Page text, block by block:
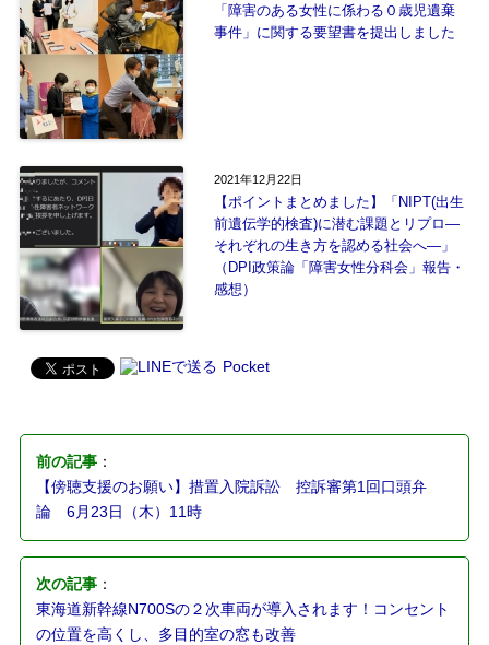
「障害のある女性に係わる０歳児遺棄
事件」に関する要望書を提出しました
2021年12月22日
【ポイントまとめました】「NIPT(出生
前遺伝学的検査)に潜む課題とリプロ―
それぞれの生き方を認める社会へ―」
（DPI政策論「障害女性分科会」報告・
感想）
Pocket
前の記事：
【傍聴支援のお願い】措置入院訴訟 控訴審第1回口頭弁
論 6月23日（木）11時
次の記事：
東海道新幹線N700Sの２次車両が導入されます！コンセント
の位置を高くし、多目的室の窓も改善